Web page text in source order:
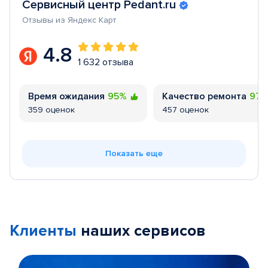
Сервисный центр Pedant.ru
Отзывы из Яндекс Карт
4.8 1 632 отзыва
Время ожидания 95%
359 оценок
Качество ремонта
457 оценок
Показать еще
Клиенты наших сервисов